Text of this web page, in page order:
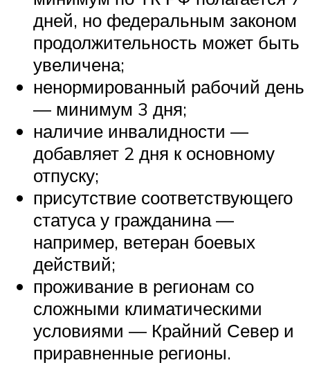
дней, но федеральным законом
продолжительность может быть
увеличена;
ненормированный рабочий день
— минимум 3 дня;
наличие инвалидности —
добавляет 2 дня к основному
отпуску;
присутствие соответствующего
статуса у гражданина —
например, ветеран боевых
действий;
проживание в регионам со
сложными климатическими
условиями — Крайний Север и
приравненные регионы.